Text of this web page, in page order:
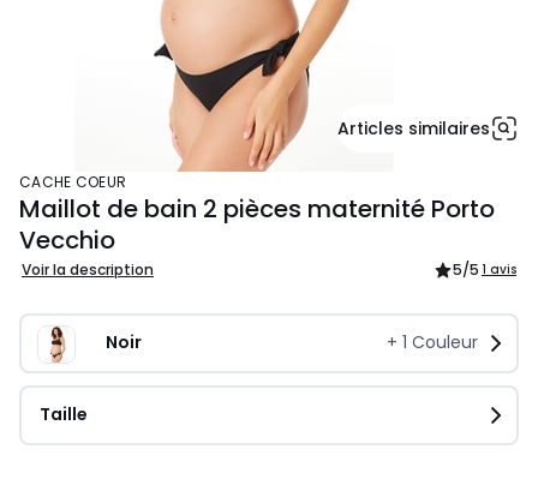
Articles similaires
CACHE COEUR
Maillot de bain 2 pièces maternité Porto
Vecchio
Voir la description 5/5 1 avis
Noir + 1 Couleur
Taille